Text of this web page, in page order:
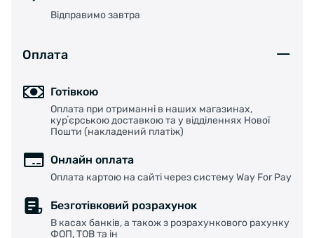
Відправимо завтра
Оплата
Готівкою
Оплата при отриманні в наших магазинах,
курʼєрською доставкою та у відділеннях Нової
Пошти (накладений платіж)
Онлайн оплата
Оплата картою на сайті через систему Way For Pay
Безготівковий розрахунок
В касах банків, а також з розрахункового рахунку
ФОП, ТОВ та ін